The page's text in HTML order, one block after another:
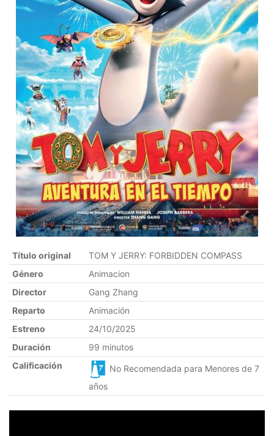
Título original
TOM Y JERRY: FORBIDDEN COMPASS
Género
Animacion
Director
Gang Zhang
Reparto
Animación
Estreno
24/10/2025
Duración
99 minutos
Calificación
No Recomendada para Menores de 7
años